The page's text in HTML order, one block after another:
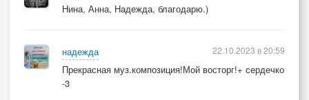
Нина, Анна, Надежда, благодарю.)
надежда
Прекрасная муз.композиция!Мой восторг!+ сердечко
-3
22.10.2023 в 20:59